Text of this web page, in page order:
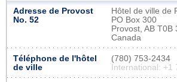
Adresse de Provost
No. 52
Hôtel de ville de
PO Box 300
Provost, AB T0B
Canada
Téléphone de l'hôtel
de ville
(780) 753-2434
International: +1